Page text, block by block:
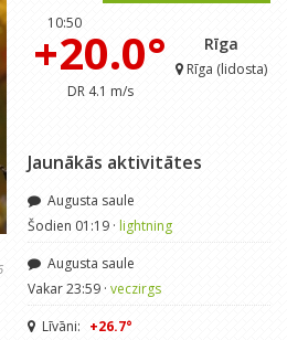
10:50
+20.0°
DR 4.1 m/s
Rīga
Rīga (lidosta)
Jaunākās aktivitātes
Augusta saule
Šodien 01:19 · lightning
Augusta saule
Vakar 23:59 · veczirgs
Līvāni: +26.7°